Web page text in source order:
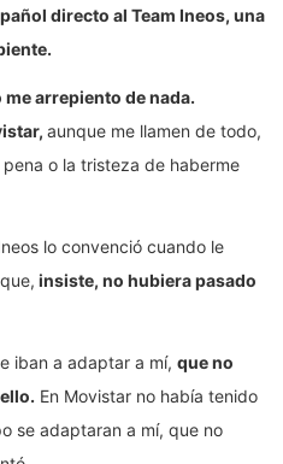
directo al Team Ineos, una
me arrepiento de nada.
aunque me llamen de todo,
o la tristeza de haberme
lo convenció cuando le
insiste, no hubiera pasado
iban a adaptar a mí, que no
En Movistar no había tenido
se adaptaran a mí, que no